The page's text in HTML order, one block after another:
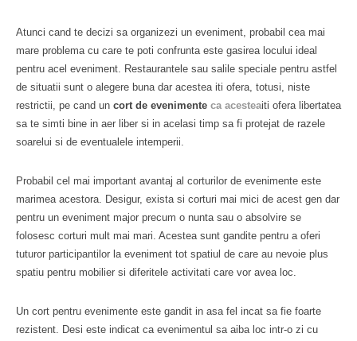
Atunci cand te decizi sa organizezi un eveniment, probabil cea mai
mare problema cu care te poti confrunta este gasirea locului ideal
pentru acel eveniment. Restaurantele sau salile speciale pentru astfel
de situatii sunt o alegere buna dar acestea iti ofera, totusi, niste
restrictii, pe cand un cort de evenimente ca acesteaiti ofera libertatea
sa te simti bine in aer liber si in acelasi timp sa fi protejat de razele
soarelui si de eventualele intemperii.
Probabil cel mai important avantaj al corturilor de evenimente este
marimea acestora. Desigur, exista si corturi mai mici de acest gen dar
pentru un eveniment major precum o nunta sau o absolvire se
folosesc corturi mult mai mari. Acestea sunt gandite pentru a oferi
tuturor participantilor la eveniment tot spatiul de care au nevoie plus
spatiu pentru mobilier si diferitele activitati care vor avea loc.
Un cort pentru evenimente este gandit in asa fel incat sa fie foarte
rezistent. Desi este indicat ca evenimentul sa aiba loc intr-o zi cu